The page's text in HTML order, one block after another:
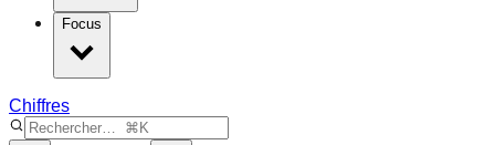
Focus
Chiffres